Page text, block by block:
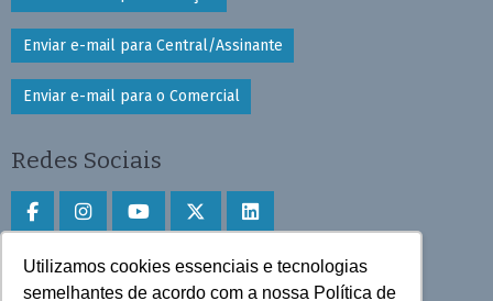
Utilizamos cookies essenciais e tecnologias
semelhantes de acordo com a nossa Política de
Enviar e-mail para Central/Assinante
Enviar e-mail para o Comercial
Redes Sociais
Faça download do aplicativo